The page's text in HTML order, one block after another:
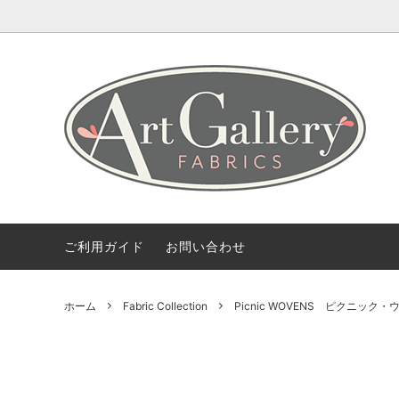
Coming Soon Fabric
Bundles(カットクロスのセット)
ART GALLERY FARICSの海外情報 【無料
デザイナー紹介
会社概要 ご利用
ご利用ガイド お問い合わせ
ホーム Fabric Collection Picnic WOVENS ピクニック・